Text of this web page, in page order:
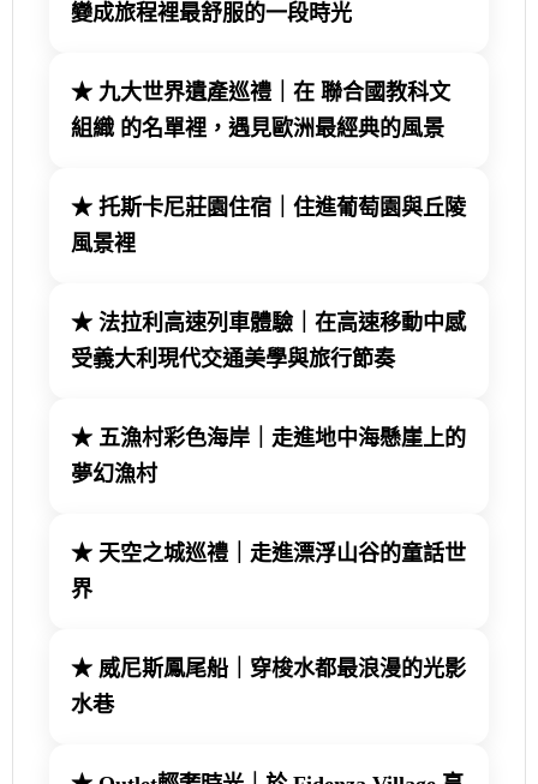
變成旅程裡最舒服的一段時光
★ 九大世界遺產巡禮｜在 聯合國教科文
組織 的名單裡，遇見歐洲最經典的風景
★ 托斯卡尼莊園住宿｜住進葡萄園與丘陵
風景裡
★ 法拉利高速列車體驗｜在高速移動中感
受義大利現代交通美學與旅行節奏
★ 五漁村彩色海岸｜走進地中海懸崖上的
夢幻漁村
★ 天空之城巡禮｜走進漂浮山谷的童話世
界
★ 威尼斯鳳尾船｜穿梭水都最浪漫的光影
水巷